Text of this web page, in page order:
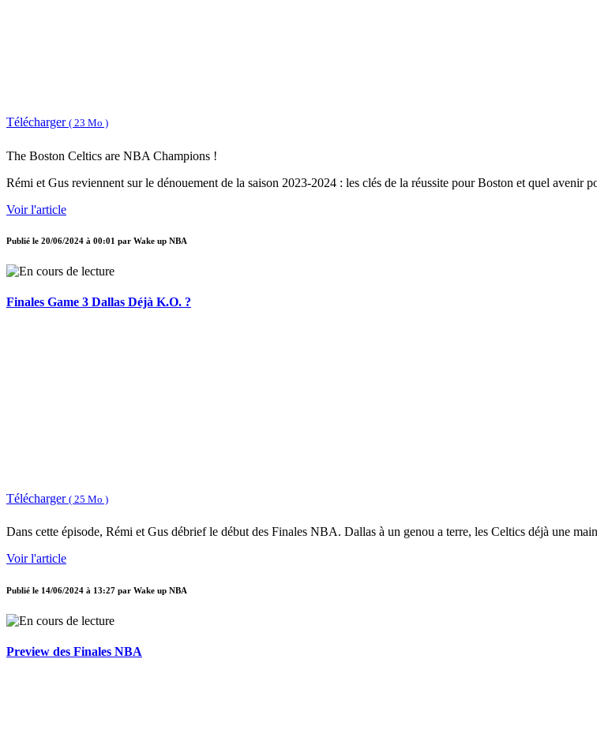
Télécharger ( 23 Mo )
The Boston Celtics are NBA Champions !
Rémi et Gus reviennent sur le dénouement de la saison 2023-2024 : les clés de la réussite pour Boston et quel avenir
Voir l'article
Publié le 20/06/2024 à 00:01 par Wake up NBA
Finales Game 3 Dallas Déjà K.O. ?
Télécharger ( 25 Mo )
Dans cette épisode, Rémi et Gus débrief le début des Finales NBA. Dallas à un genou a terre, les Celtics déjà une
Voir l'article
Publié le 14/06/2024 à 13:27 par Wake up NBA
Preview des Finales NBA